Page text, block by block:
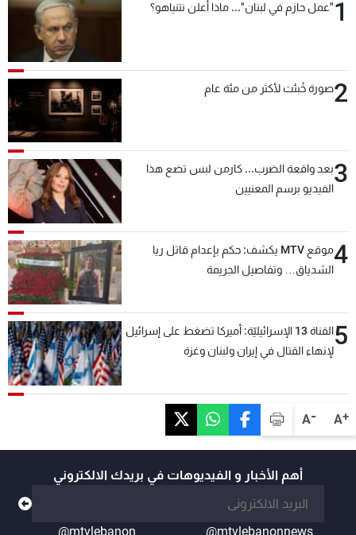
A+
A-
1"عمل حازم في لبنان"... ماذا أعلن نتنياهو؟
2صورة خُبئت لأكثر من مئة عام
3بعد واقعة الضرب... كارمن لبس تضع هذا
الفيديو برسم المعنيين
4
موقع MTV يكشف: حكم بإعدام قاتل ريا
الشدياق… وتفاصيل الجريمة
5
القناة 13 الإسرائيليّة: أميركا تضغط على إسرائيل
لإنهاء القتال في إيران ولبنان وغزة
أهم الأخبار و الفيديوهات في بريدك الالكتروني
@mtvlebanonnews
@mtvlebanon